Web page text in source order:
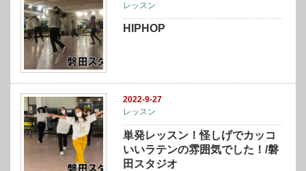
レッスン
HIPHOP
2022-9-27
レッスン
単発レッスン！怪しげでカッコ
いいラテンの雰囲気でした！/磐
田スタジオ